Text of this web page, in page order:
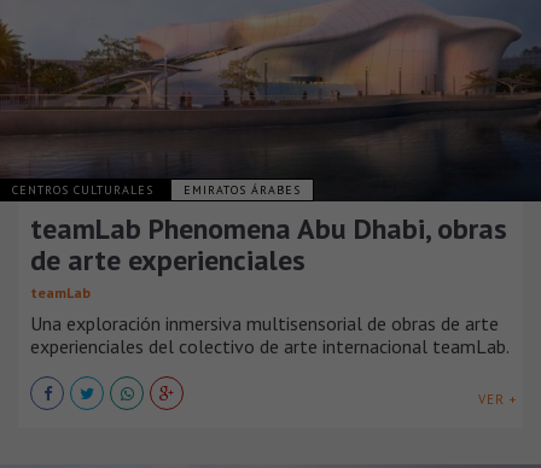
CENTROS CULTURALES EMIRATOS ÁRABES
teamLab Phenomena Abu Dhabi, obras
de arte experienciales
teamLab
Una exploración inmersiva multisensorial de obras de arte
experienciales del colectivo de arte internacional teamLab.
VER +